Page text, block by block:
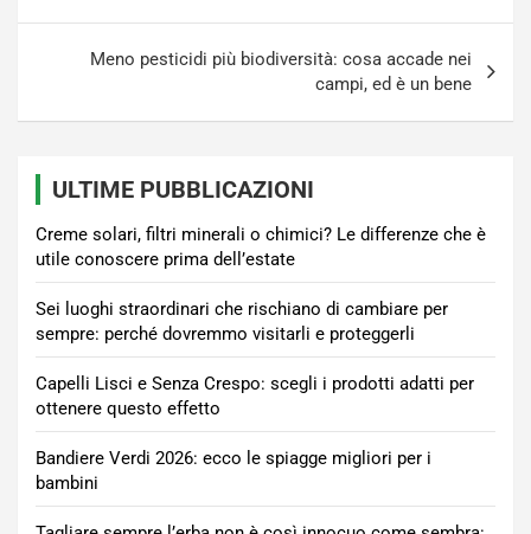
Meno pesticidi più biodiversità: cosa accade nei
campi, ed è un bene
ULTIME PUBBLICAZIONI
Creme solari, filtri minerali o chimici? Le differenze che è
utile conoscere prima dell’estate
Sei luoghi straordinari che rischiano di cambiare per
sempre: perché dovremmo visitarli e proteggerli
Capelli Lisci e Senza Crespo: scegli i prodotti adatti per
ottenere questo effetto
Bandiere Verdi 2026: ecco le spiagge migliori per i
bambini